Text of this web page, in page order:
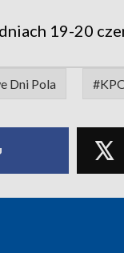
19-20
Dni Pola